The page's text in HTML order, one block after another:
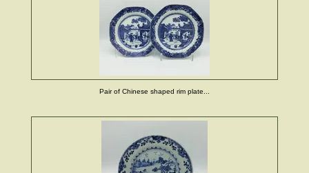
Pair of Chinese shaped rim plate...